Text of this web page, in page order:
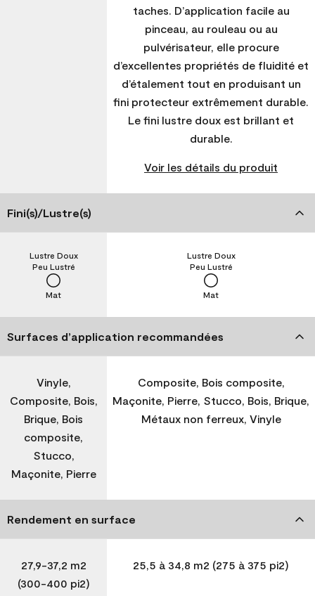
taches. D’application facile au
pinceau, au rouleau ou au
pulvérisateur, elle procure
d’excellentes propriétés de fluidité et
d’étalement tout en produisant un
fini protecteur extrêmement durable.
Le fini lustre doux est brillant et
durable.
Voir les détails du produit
Fini(s)/Lustre(s)
Mat
Peu Lustré
Lustre Doux
Mat
Peu Lustré
Lustre Doux
Surfaces d’application recommandées
Vinyle,
Composite, Bois,
Brique, Bois
composite,
Stucco,
Maçonite, Pierre
Composite, Bois composite,
Maçonite, Pierre, Stucco, Bois, Brique,
Métaux non ferreux, Vinyle
Rendement en surface
27,9-37,2 m2
(300-400 pi2)
25,5 à 34,8 m2 (275 à 375 pi2)